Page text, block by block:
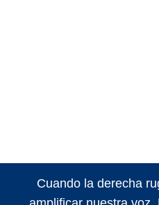
Cuando la derecha